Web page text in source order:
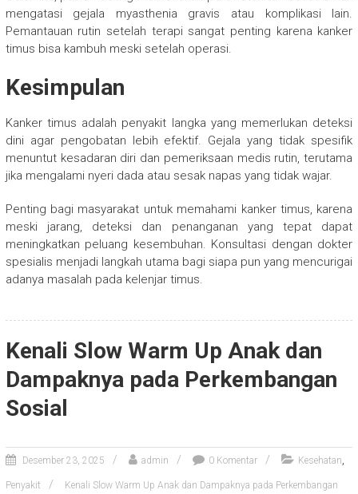
mengatasi gejala myasthenia gravis atau komplikasi lain.
Pemantauan rutin setelah terapi sangat penting karena kanker
timus bisa kambuh meski setelah operasi.
Kesimpulan
Kanker timus adalah penyakit langka yang memerlukan deteksi
dini agar pengobatan lebih efektif. Gejala yang tidak spesifik
menuntut kesadaran diri dan pemeriksaan medis rutin, terutama
jika mengalami nyeri dada atau sesak napas yang tidak wajar.
Penting bagi masyarakat untuk memahami kanker timus, karena
meski jarang, deteksi dan penanganan yang tepat dapat
meningkatkan peluang kesembuhan. Konsultasi dengan dokter
spesialis menjadi langkah utama bagi siapa pun yang mencurigai
adanya masalah pada kelenjar timus.
Kenali Slow Warm Up Anak dan
Dampaknya pada Perkembangan
Sosial
Desember 23, 2025 admin 0 Komentar Kesehatan,
Penyakit Kenali Slow Warm Up Anak dan Dampaknya pada Perkembangan